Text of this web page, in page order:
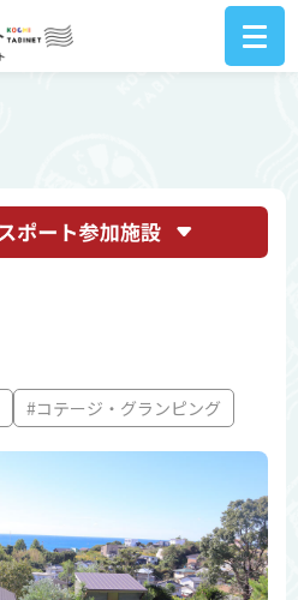
#コテージ・グランピング